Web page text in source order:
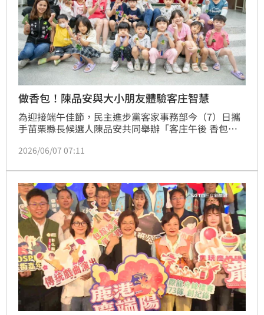
做香包！陳品安與大小朋友體驗客庄智慧
為迎接端午佳節，民主進步黨客家事務部今（7）日攜
手苗栗縣長候選人陳品安共同舉辦「客庄午後 香包製
朋友熱情參與，在手作體驗中感受客庄文化魅力，也展
2026/06/07 07:11